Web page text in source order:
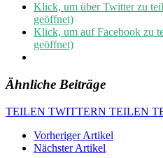
Klick, um über Twitter zu
geöffnet)
Klick, um auf Facebook zu
geöffnet)
Ähnliche Beiträge
TEILEN TWITTERN TEILEN
Vorheriger Artikel
Nächster Artikel